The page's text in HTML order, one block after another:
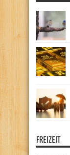
FREIZEIT